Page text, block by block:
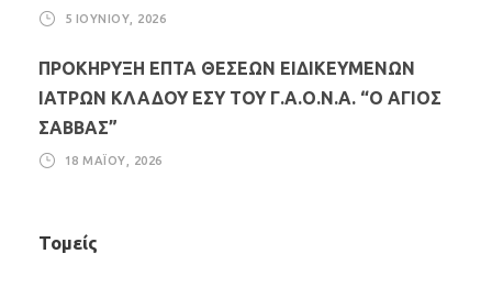
5 ΙΟΥΝΊΟΥ, 2026
ΠΡΟΚΗΡΥΞΗ ΕΠΤΑ ΘΕΣΕΩΝ ΕΙΔΙΚΕΥΜΕΝΩΝ
ΙΑΤΡΩΝ ΚΛΑΔΟΥ ΕΣΥ ΤΟΥ Γ.Α.Ο.Ν.Α. “Ο ΑΓΙΟΣ
ΣΑΒΒΑΣ”
18 ΜΑΪ́ΟΥ, 2026
Τομείς